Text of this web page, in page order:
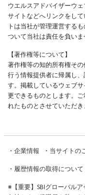
ウエルスアドバイザーウ
サイトなどへリンクをし
トは当社が管理運営する
ついて当社は責任を負いま
【著作権等について】
著作権等の知的所有権そ
行う情報提供者に帰属し
す。掲載しているウェブ
更できるものとします。
れたものとさせていただき
・ 企業情報 ・ 当サイトの
・ 履歴情報の取得について
※【重要】SBIグローバル